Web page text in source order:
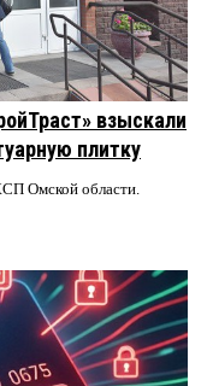
взыскали
плитку
Омской области.